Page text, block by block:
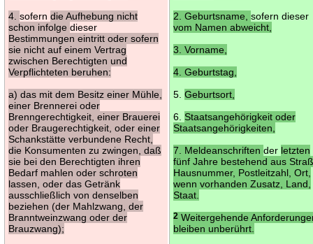
4.soferndie Aufhebung nicht
schon infolgedieser
Bestimmungen eintritt oder sofern
sie nicht auf einem Vertrag
zwischen Berechtigten und
Verpflichteten beruhen:
a) das mit dem Besitz einer Mühle,
einer Brennerei oder
Brenngerechtigkeit, einer Brauerei
oder Braugerechtigkeit, oder einer
Schankstätte verbundene Recht,
die Konsumenten zu zwingen, daß
sie bei den Berechtigten ihren
Bedarf mahlen oder schroten
lassen, oder das Getränk
ausschließlich von denselben
beziehen (der Mahlzwang, der
Branntweinzwang oder der
Brauzwang);
2. Geburtsname,sofern dieser
vom Namen abweicht,
3. Vorname,
4. Geburtstag,
5.Geburtsort,
6.Staatsangehörigkeit oder
Staatsangehörigkeiten,
7. Meldeanschriftender letzten
fünf Jahre bestehend aus
Hausnummer, Postleitzahl, Ort,
wenn vorhanden Zusatz, Land,
Staat.
2 Weitergehende
bleiben unberührt.